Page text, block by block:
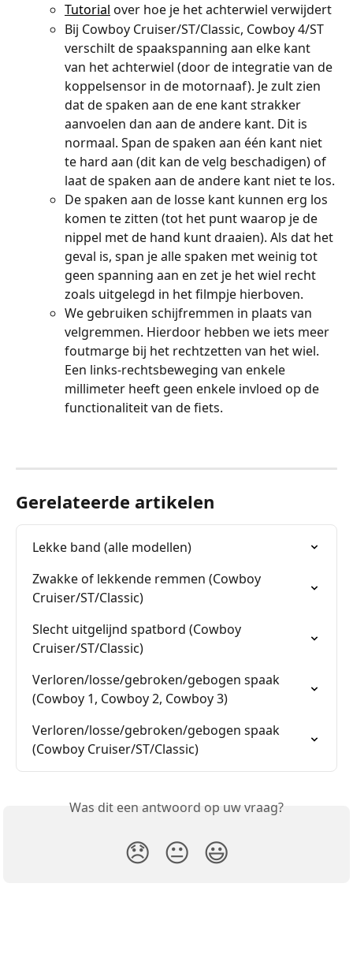
Tutorial over hoe je het achterwiel verwijdert
Bij Cowboy Cruiser/ST/Classic, Cowboy 4/ST
verschilt de spaakspanning aan elke kant
van het achterwiel (door de integratie van de
koppelsensor in de motornaaf). Je zult zien
dat de spaken aan de ene kant strakker
aanvoelen dan aan de andere kant. Dit is
normaal. Span de spaken aan één kant niet
te hard aan (dit kan de velg beschadigen) of
laat de spaken aan de andere kant niet te los.
De spaken aan de losse kant kunnen erg los
komen te zitten (tot het punt waarop je de
nippel met de hand kunt draaien). Als dat het
geval is, span je alle spaken met weinig tot
geen spanning aan en zet je het wiel recht
zoals uitgelegd in het filmpje hierboven.
We gebruiken schijfremmen in plaats van
velgremmen. Hierdoor hebben we iets meer
foutmarge bij het rechtzetten van het wiel.
Een links-rechtsbeweging van enkele
millimeter heeft geen enkele invloed op de
functionaliteit van de fiets.
Gerelateerde artikelen
Lekke band (alle modellen)
Zwakke of lekkende remmen (Cowboy
Cruiser/ST/Classic)
Slecht uitgelijnd spatbord (Cowboy
Cruiser/ST/Classic)
Verloren/losse/gebroken/gebogen spaak
(Cowboy 1, Cowboy 2, Cowboy 3)
Verloren/losse/gebroken/gebogen spaak
(Cowboy Cruiser/ST/Classic)
Was dit een antwoord op uw vraag?
😞 😐 😃